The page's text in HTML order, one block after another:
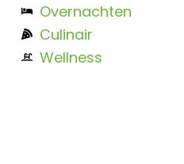
Overnachten
Culinair
Wellness